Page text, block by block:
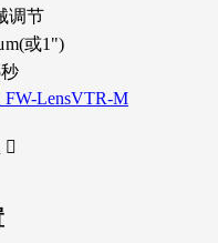
调节
或1")
LensVTR-M
